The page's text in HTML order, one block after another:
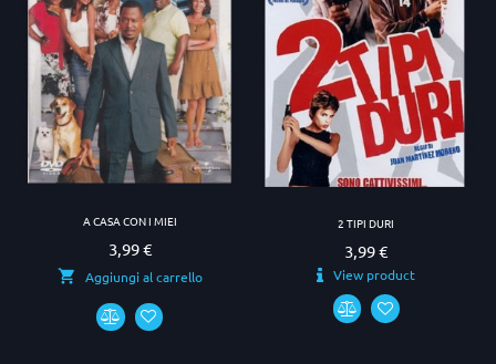
A CASA CON I MIEI
Prezzo
3,99 €
Aggiungi al carrello
2 TIPI DURI
Prezzo
3,99 €
View product